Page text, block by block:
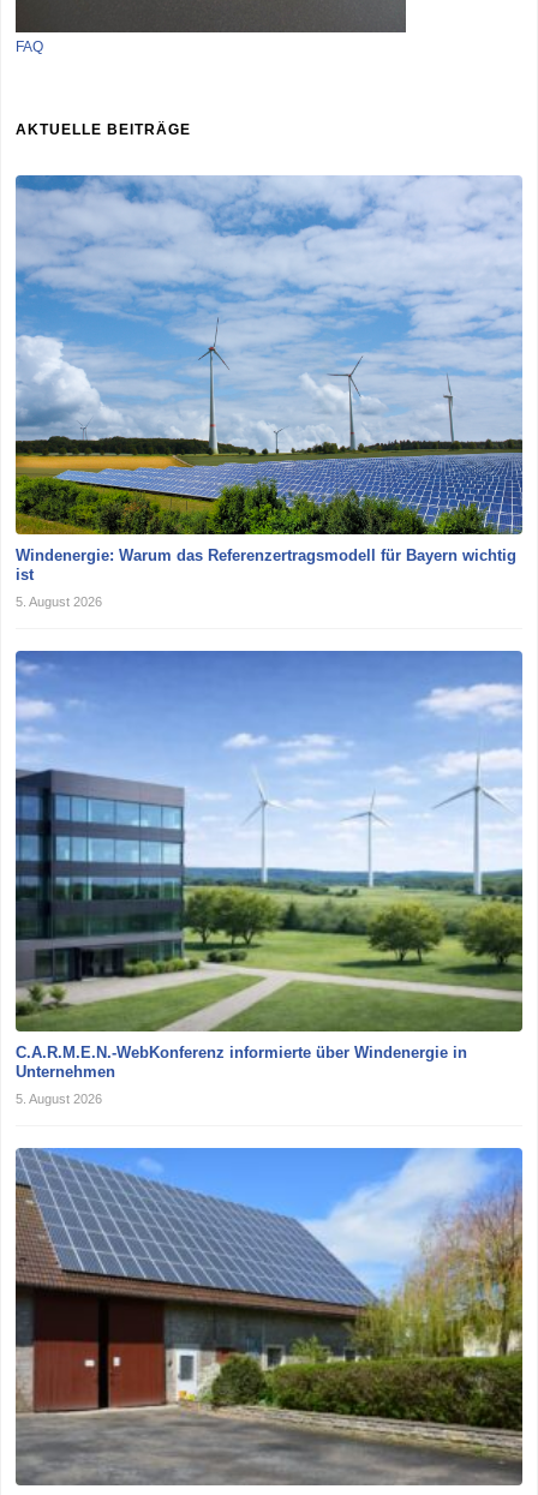
FAQ
AKTUELLE BEITRÄGE
Windenergie: Warum das Referenzertragsmodell für Bayern wichtig
ist
5. August 2026
C.A.R.M.E.N.-WebKonferenz informierte über Windenergie in
Unternehmen
5. August 2026